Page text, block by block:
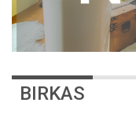
BIRKAS